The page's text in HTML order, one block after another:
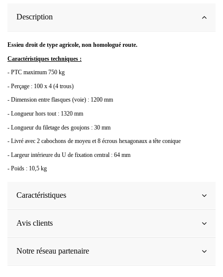
Description
Essieu droit de type agricole, non homologué route.
Caractéristiques techniques :
- PTC maximum 750 kg
- Perçage : 100 x 4 (4 trous)
- Dimension entre flasques (voie) : 1200 mm
- Longueur hors tout : 1320 mm
- Longueur du filetage des goujons : 30 mm
- Livré avec 2 cabochons de moyeu et 8 écrous hexagonaux a tête conique
- Largeur intérieure du U de fixation central : 64 mm
- Poids : 10,5 kg
Caractéristiques
Avis clients
Notre réseau partenaire